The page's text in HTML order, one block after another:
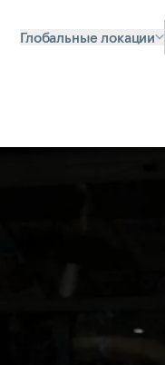
Глобальные локации